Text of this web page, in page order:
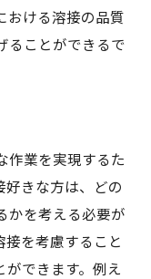
おける溶接の品質
ることができるで
作業を実現するた
好きな方は、どの
かを考える必要が
接を考慮すること
できます。例え